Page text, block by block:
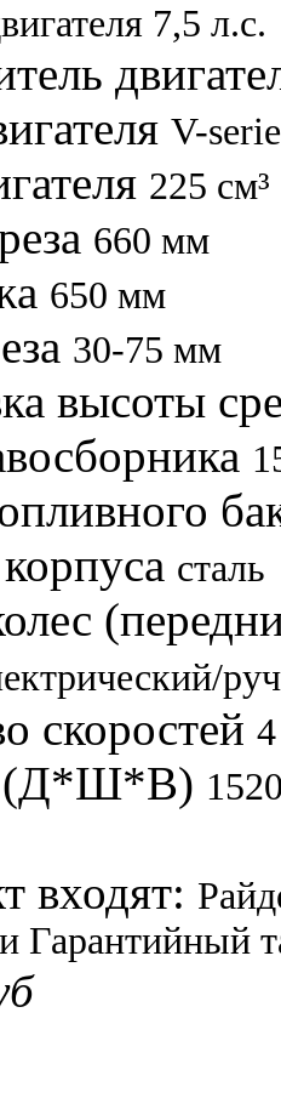
7,5 л.с.
V-
225 см³
660 мм
650 мм
30-75 мм
высоты
сталь
скоростей
(Д*Ш*В)
входят:
Гарантийный